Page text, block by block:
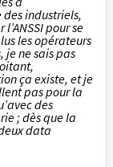
industriels,
pour se
les opérateurs
je ne sais pas
,
ça existe, et je
pas pour la
des
; dès que la
data